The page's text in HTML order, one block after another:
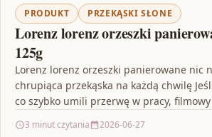
PRODUKT PRZEKĄSKI SŁONE
Lorenz lorenz orzeszki
125g
Lorenz lorenz orzeszki panierowane nic
chrupiąca przekąska na każdą chwilę
co szybko umili przerwę w pracy,
3 minut czytania 2026-06-27